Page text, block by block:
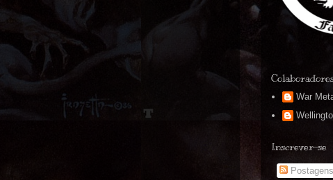
War
Inscrever-se
Postagens